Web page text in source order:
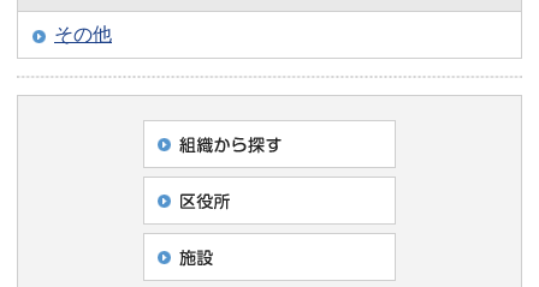
その他